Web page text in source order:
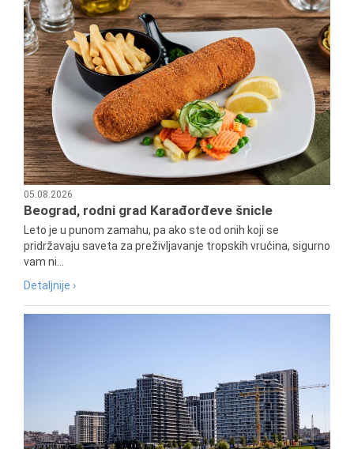
05.08.2026
Beograd, rodni grad Karađorđeve šnicle
Leto je u punom zamahu, pa ako ste od onih koji se
pridržavaju saveta za preživljavanje tropskih vrućina, sigurno
vam ni...
Detaljnije ›